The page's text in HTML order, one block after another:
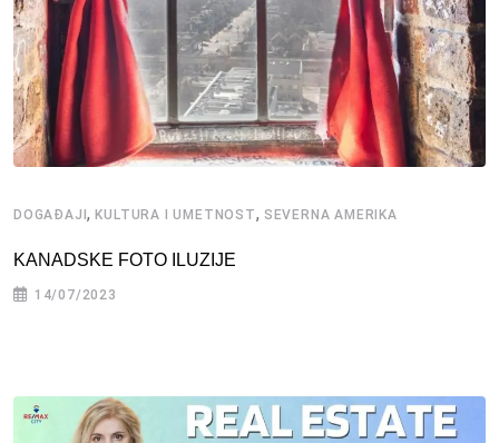
DOGAĐAJI,KULTURA I UMETNOST, SEVERNA AMERIKA
KANADSKE FOTO ILUZIJE
14/07/2023